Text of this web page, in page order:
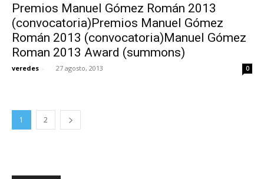
Premios Manuel Gómez Román 2013
(convocatoria)Premios Manuel Gómez
Román 2013 (convocatoria)Manuel Gómez
Roman 2013 Award (summons)
veredes - 27 agosto, 2013 0
1 2